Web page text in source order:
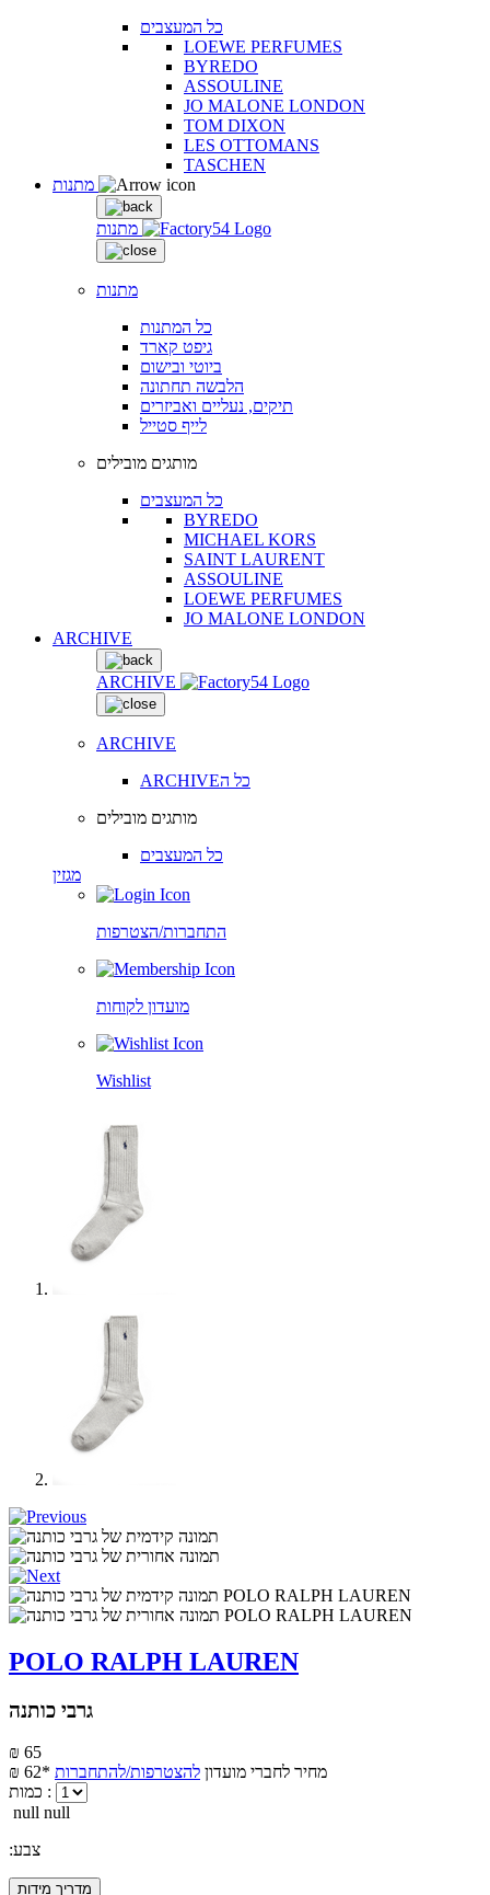
כל המעצבים
LOEWE PERFUMES
BYREDO
ASSOULINE
JO MALONE LONDON
TOM DIXON
LES OTTOMANS
TASCHEN
מתנות
מתנות
כל המתנות
גיפט קארד
ביוטי ובישום
הלבשה תחתונה
תיקים, נעליים ואביזרים
לייף סטייל
מותגים מובילים
כל המעצבים
BYREDO
MICHAEL KORS
SAINT LAURENT
ASSOULINE
LOEWE PERFUMES
JO MALONE LONDON
ARCHIVE
ARCHIVE
ARCHIVE
ARCHIVEכל ה
מותגים מובילים
כל המעצבים
מגזין
התחברות/הצטרפות
מועדון לקוחות
Wishlist
POLO RALPH LAUREN
גרבי כותנה
₪ 65
₪ 62*
מחיר לחברי מועדון להצטרפות/להתחברות
כמות :
null null
:צבע
מדריך מידות